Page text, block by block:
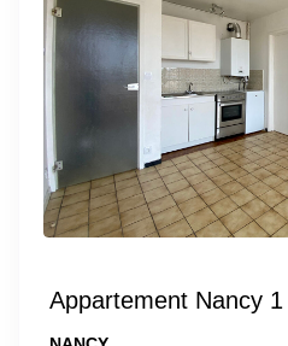
Appartement Nancy